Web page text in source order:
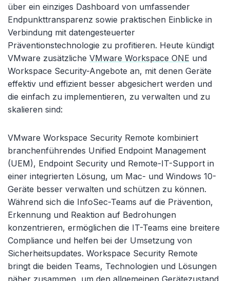
über ein einziges Dashboard von umfassender
Endpunkttransparenz sowie praktischen Einblicke in
Verbindung mit datengesteuerter
Präventionstechnologie zu profitieren. Heute kündigt
VMware zusätzliche VMware Workspace ONE und
Workspace Security-Angebote an, mit denen Geräte
effektiv und effizient besser abgesichert werden und
die einfach zu implementieren, zu verwalten und zu
skalieren sind:
VMware Workspace Security Remote kombiniert
branchenführendes Unified Endpoint Management
(UEM), Endpoint Security und Remote-IT-Support in
einer integrierten Lösung, um Mac- und Windows 10-
Geräte besser verwalten und schützen zu können.
Während sich die InfoSec-Teams auf die Prävention,
Erkennung und Reaktion auf Bedrohungen
konzentrieren, ermöglichen die IT-Teams eine breitere
Compliance und helfen bei der Umsetzung von
Sicherheitsupdates. Workspace Security Remote
bringt die beiden Teams, Technologien und Lösungen